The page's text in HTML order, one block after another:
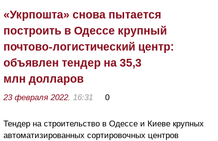
«Укрпошта» снова пытается
построить в Одессе крупный
почтово-логистический центр:
объявлен тендер на 35,3
млн долларов
23 февраля 2022, 16:31 0
Тендер на строительство в Одессе и Киеве крупных
автоматизированных сортировочных центров